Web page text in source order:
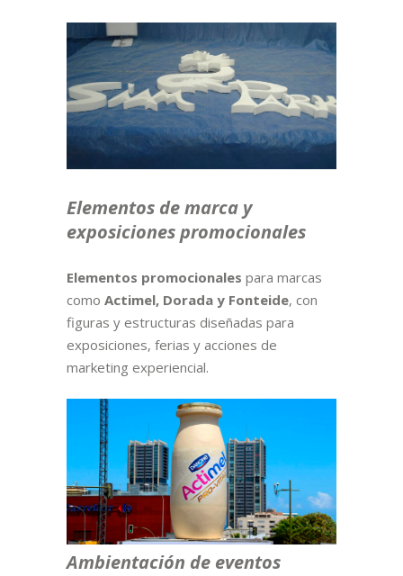
Elementos de marca y
exposiciones promocionales
Elementos promocionales para marcas
como Actimel, Dorada y Fonteide, con
figuras y estructuras diseñadas para
exposiciones, ferias y acciones de
marketing experiencial.
Ambientación de eventos